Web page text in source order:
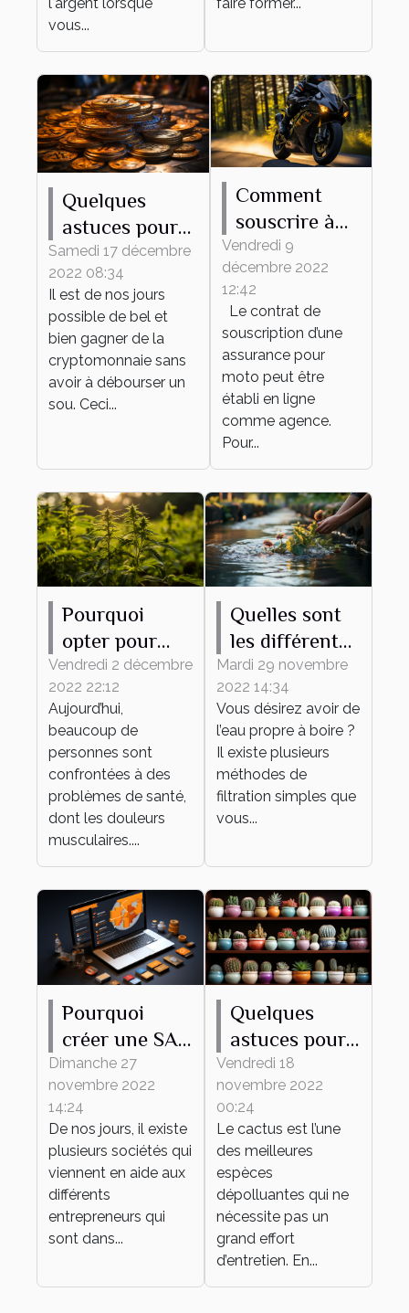
vous...
Quelques
astuces pour
trouver les
meilleurs jeux
de
cryptomonnaie
Samedi 17 décembre
2022 08:34
Il est de nos jours
possible de bel et
bien gagner de la
cryptomonnaie sans
avoir à débourser un
sou. Ceci...
Comment
souscrire à
une
assurance
moto en
ligne?
Vendredi 9
décembre 2022
12:42
Le contrat de
souscription d’une
assurance pour
moto peut être
établi en ligne
comme agence.
Pour...
Pourquoi
opter pour
l’utilisation de
l’huile de
CBD ?
Vendredi 2 décembre
2022 22:12
Aujourd’hui,
beaucoup de
personnes sont
confrontées à des
problèmes de santé,
dont les douleurs
musculaires....
Quelles sont
les différentes
méthodes
pour avoir de
l’eau propre ?
Mardi 29 novembre
2022 14:34
Vous désirez avoir de
l’eau propre à boire ?
Il existe plusieurs
méthodes de
filtration simples que
vous...
Pourquoi
créer une SAS
en ligne ?
Dimanche 27
novembre 2022
14:24
De nos jours, il existe
plusieurs sociétés qui
viennent en aide aux
différents
entrepreneurs qui
sont dans...
Quelques
astuces pour
bien
entretenir son
mini cactus
Vendredi 18
novembre 2022
00:24
Le cactus est l’une
des meilleures
espèces
dépolluantes qui ne
nécessite pas un
grand effort
d’entretien. En...